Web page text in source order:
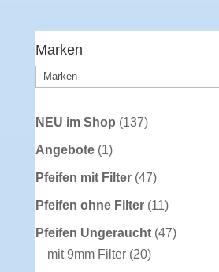
Marken
NEU im Shop 137137
Angebote 11
Produkt
Pfeifen mit Filter 4747
Produkte
Pfeifen ohne Filter 1111
Produkte
Pfeifen Ungeraucht 4747
mit 9mm Filter 2020